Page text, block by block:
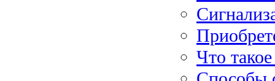
Что